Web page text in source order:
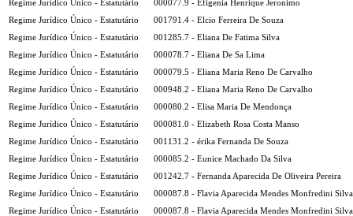
Regime Jurídico Único - Estatutário
000077.9 - Efigenia Henrique Jeronimo
Regime Jurídico Único - Estatutário
001791.4 - Elcio Ferreira De Souza
Regime Jurídico Único - Estatutário
001285.7 - Eliana De Fatima Silva
Regime Jurídico Único - Estatutário
000078.7 - Eliana De Sa Lima
Regime Jurídico Único - Estatutário
000079.5 - Eliana Maria Reno De Carvalho
Regime Jurídico Único - Estatutário
000948.2 - Eliana Maria Reno De Carvalho
Regime Jurídico Único - Estatutário
000080.2 - Elisa Maria De Mendonça
Regime Jurídico Único - Estatutário
000081.0 - Elizabeth Rosa Costa Manso
Regime Jurídico Único - Estatutário
001131.2 - érika Fernanda De Souza
Regime Jurídico Único - Estatutário
000085.2 - Eunice Machado Da Silva
Regime Jurídico Único - Estatutário
001242.7 - Fernanda Aparecida De Oliveira Pereira
Regime Jurídico Único - Estatutário
000087.8 - Flavia Aparecida Mendes Monfredini Silva
Regime Jurídico Único - Estatutário
000087.8 - Flavia Aparecida Mendes Monfredini Silva